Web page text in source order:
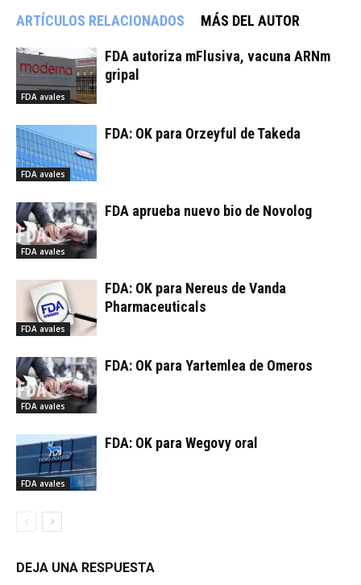
ARTÍCULOS RELACIONADOS MÁS DEL AUTOR
FDA avales
FDA autoriza mFlusiva, vacuna ARNm
gripal
FDA avales
FDA: OK para Orzeyful de Takeda
FDA avales
FDA aprueba nuevo bio de Novolog
FDA avales
FDA: OK para Nereus de Vanda
Pharmaceuticals
FDA avales
FDA: OK para Yartemlea de Omeros
FDA avales
FDA: OK para Wegovy oral
DEJA UNA RESPUESTA